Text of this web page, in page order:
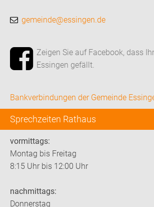
gemeinde@essingen.de
Zeigen Sie auf Facebook, dass
Essingen gefällt.
Bankverbindungen der Gemeinde
Sprechzeiten Rathaus
vormittags:
Montag bis Freitag
8:15 Uhr bis 12:00 Uhr
nachmittags:
Donnerstag